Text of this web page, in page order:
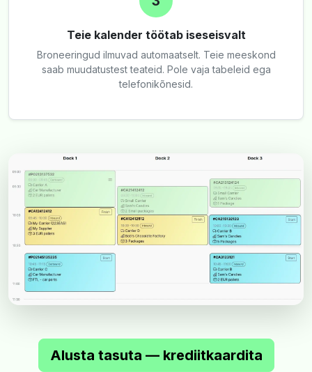
Teie kalender töötab iseseisvalt
Broneeringud ilmuvad automaatselt. Teie meeskond
saab muudatustest teateid. Pole vaja tabeleid ega
telefonikõnesid.
Alusta tasuta — krediitkaardita